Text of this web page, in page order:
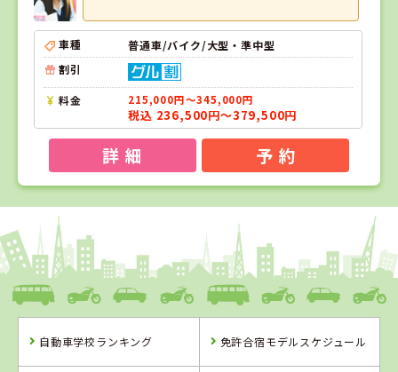
車種
普通車/バイク/大型・準中型
割引
料金 215,000円～345,000円
税込 236,500円～379,500円
詳 細 予 約
1
岡山県
新倉敷自動車学校
自動車学校ランキング 免許合宿モデルスケジュール